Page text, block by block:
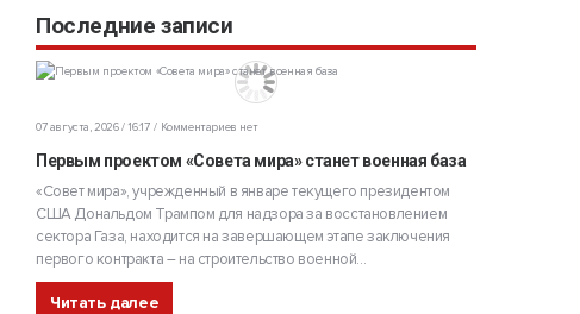
Последние записи
07 августа, 2026 / 16:17 Комментариев нет
Первым проектом «Совета мира» станет военная база
«Совет мира», учрежденный в январе текущего президентом
США Дональдом Трампом для надзора за восстановлением
сектора Газа, находится на завершающем этапе заключения
первого контракта – на строительство военной...
Читать далее